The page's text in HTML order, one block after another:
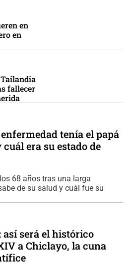
en
en
fallecer
tenía el papá
era su estado de
68 años tras una larga
de su salud y cuál fue su
así será el histórico
a Chiclayo, la cuna